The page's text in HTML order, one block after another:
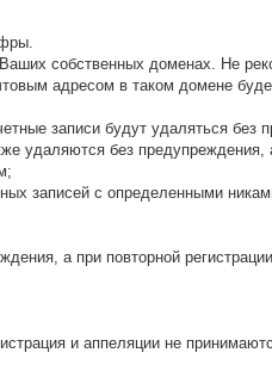
собственных доменах. Не
адресом в таком домене
записи будут удаляться без
удаляются без предупреждения,
записей с определенными
а при повторной
и аппеляции не